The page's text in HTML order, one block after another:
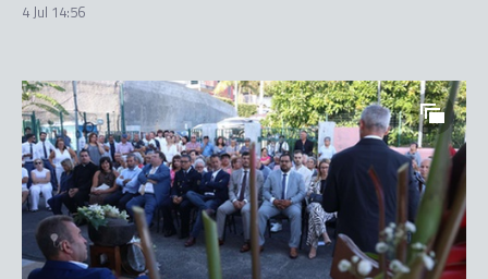
4 Jul 14:56